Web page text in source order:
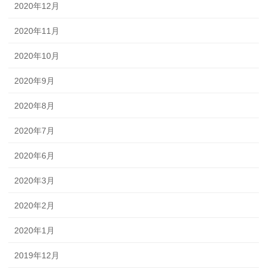
2020年12月
2020年11月
2020年10月
2020年9月
2020年8月
2020年7月
2020年6月
2020年3月
2020年2月
2020年1月
2019年12月